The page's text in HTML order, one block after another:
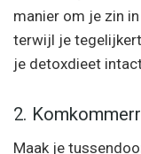
manier om je zin
terwijl je
je detoxdieet
2.
Maak je